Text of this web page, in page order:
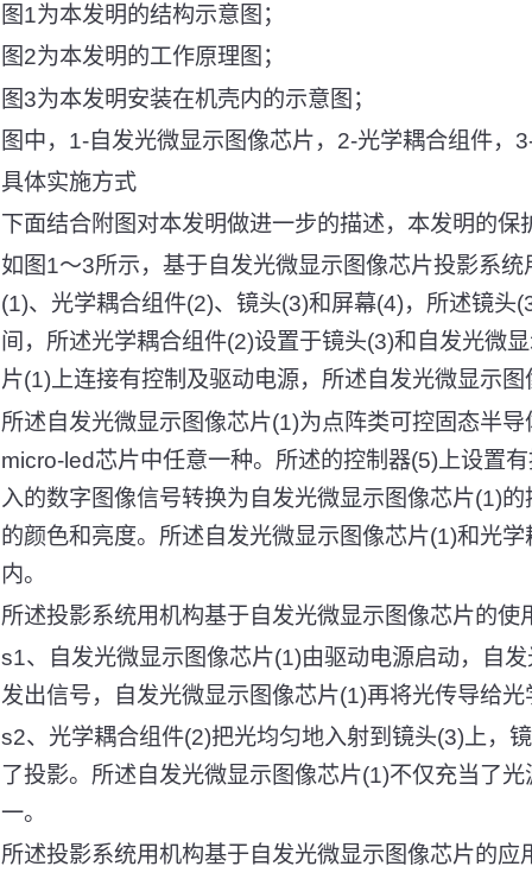
图1为本发明的结构示意图；
图2为本发明的工作原理图；
图3为本发明安装在机壳内的示意图；
图中，1-自发光微显示图像芯片，2-光学耦合组件，
具体实施方式
下面结合附图对本发明做进一步的描述，本发明的保
如图1～3所示，基于自发光微显示图像芯片投影系
(1)、光学耦合组件(2)、镜头(3)和屏幕(4)，所述镜头
间，所述光学耦合组件(2)设置于镜头(3)和自发光微
片(1)上连接有控制及驱动电源，所述自发光微显示图
所述自发光微显示图像芯片(1)为点阵类可控固态半
micro-led芯片中任意一种。所述的控制器(5)上设置
入的数字图像信号转换为自发光微显示图像芯片(1)
的颜色和亮度。所述自发光微显示图像芯片(1)和光
内。
所述投影系统用机构基于自发光微显示图像芯片的使
s1、自发光微显示图像芯片(1)由驱动电源启动，自
发出信号，自发光微显示图像芯片(1)再将光传导给光
s2、光学耦合组件(2)把光均匀地入射到镜头(3)上，
了投影。所述自发光微显示图像芯片(1)不仅充当了
一。
所述投影系统用机构基于自发光微显示图像芯片的